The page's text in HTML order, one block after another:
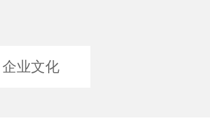
企业文化